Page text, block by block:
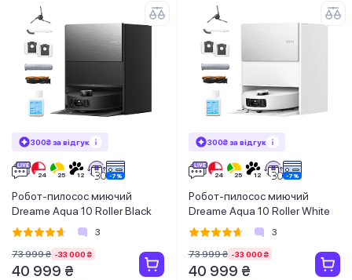
300₴ за відгук
Робот-пилосос миючий
Dreame Aqua 10 Roller Black
3
73 999 ₴ -33 000 ₴
40 999 ₴
300₴ за відгук
Робот-пилосос миючий
Dreame Aqua 10 Roller White
3
73 999 ₴ -33 000 ₴
40 999 ₴